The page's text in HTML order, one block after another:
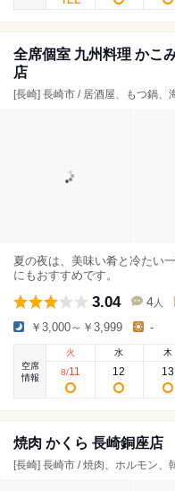
全席個室 九州料理 かこ
店
[長崎] 長崎市 / 居酒屋、もつ鍋、
夏の夜は、美味い肴と冷たい
にもおすすめです。
3.04 4 人
￥3,000～￥3,999 -
空席
情報
火
8/11
水
12
木
13
焼肉 かくら 長崎銅座店
[長崎] 長崎市 / 焼肉、ホルモン、